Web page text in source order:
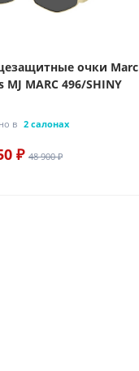
очки Marc
MJ MARC 496/SHINY
в 2 салонах
₽ 48 900 ₽